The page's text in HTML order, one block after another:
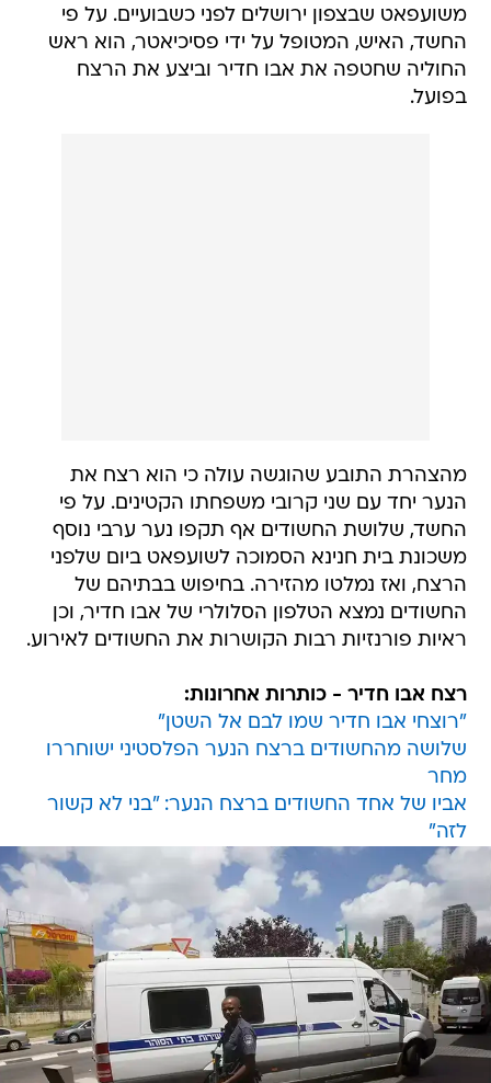
משועפאט שבצפון ירושלים לפני כשבועיים. על פי
החשד, האיש, המטופל על ידי פסיכיאטר, הוא ראש
החוליה שחטפה את אבו חדיר וביצע את הרצח
בפועל.
מהצהרת התובע שהוגשה עולה כי הוא רצח את
הנער יחד עם שני קרובי משפחתו הקטינים. על פי
החשד, שלושת החשודים אף תקפו נער ערבי נוסף
משכונת בית חנינא הסמוכה לשועפאט ביום שלפני
הרצח, ואז נמלטו מהזירה. בחיפוש בבתיהם של
החשודים נמצא הטלפון הסלולרי של אבו חדיר, וכן
ראיות פורנזיות רבות הקושרות את החשודים לאירוע.
רצח אבו חדיר - כותרות אחרונות:
"רוצחי אבו חדיר שמו לבם אל השטן"
שלושה מהחשודים ברצח הנער הפלסטיני ישוחררו
מחר
אביו של אחד החשודים ברצח הנער: "בני לא קשור
לזה"